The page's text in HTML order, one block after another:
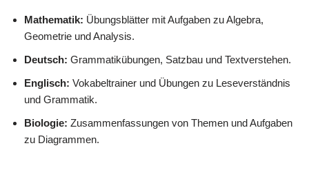
Mathematik: Übungsblätter mit Aufgaben zu Algebra,
Geometrie und Analysis.
Deutsch: Grammatikübungen, Satzbau und Textverstehen.
Englisch: Vokabeltrainer und Übungen zu Leseverständnis
und Grammatik.
Biologie: Zusammenfassungen von Themen und Aufgaben
zu Diagrammen.